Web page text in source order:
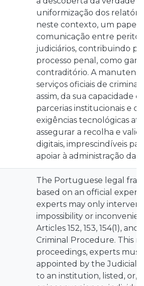
uniformização dos
neste contexto, um papel
comunicação entre
judiciários, contribuindo
processo penal, como
contraditório. A
serviços oficiais de
assim, da sua capacidade
parcerias institucionais e
exigências tecnológicas
assegurar a recolha e
digitais, imprescindíveis
apoiar à administração da
The Portuguese legal
based on an official
experts may only
impossibility or
Articles 152, 153, 154(1),
Criminal Procedure. This
proceedings, experts
appointed by the Judicial
to an institution, listed, or,